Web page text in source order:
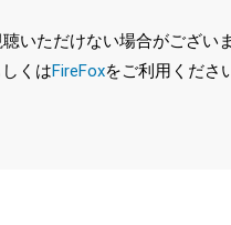
いただけない場合がござい
しくはFireFoxをご利用くださ